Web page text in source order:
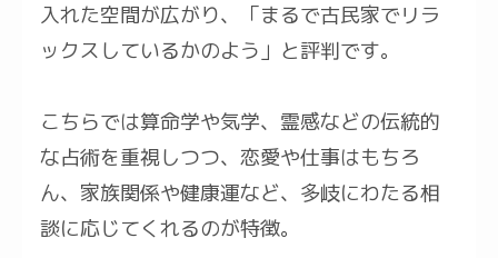
入れた空間が広がり、「まるで古民家でリラ
ックスしているかのよう」と評判です。
こちらでは算命学や気学、霊感などの伝統的
な占術を重視しつつ、恋愛や仕事はもちろ
ん、家族関係や健康運など、多岐にわたる相
談に応じてくれるのが特徴。